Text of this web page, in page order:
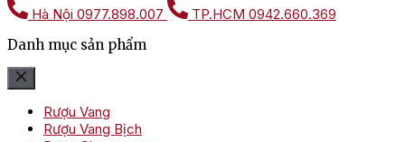
Hà Nội 0977.898.007 TP.HCM 0942.660.369
Danh mục sản phẩm
Rượu Vang
Rượu Vang Bịch